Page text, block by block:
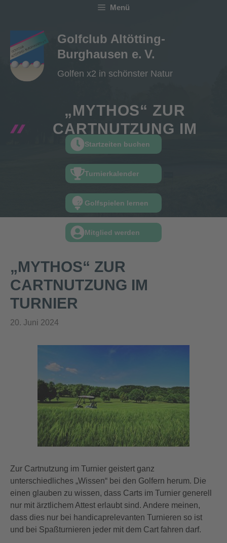
springen
Menü
Golfclub Altötting-
Burghausen e. V.
Golfen x2 in schönster Natur
Startzeiten buchen
Turnierkalender
Golfspielen lernen
Mitglied werden
„MYTHOS“ ZUR
CARTNUTZUNG IM
TURNIER
„MYTHOS“ ZUR
CARTNUTZUNG IM
TURNIER
20. Juni 2024
Zur Cartnutzung im Turnier geistert ganz
unterschiedliches „Wissen“ bei den Golfern herum. Die
einen glauben zu wissen, dass Carts im Turnier generell
nur mit ärztlichem Attest erlaubt sind. Andere meinen,
dass dies nur bei handicaprelevanten Turnieren so ist
und bei Spaßturnieren jeder mit dem Cart fahren darf.